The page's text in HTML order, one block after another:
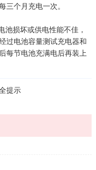
三个月充电一次。
池损坏或供电性能不佳，
过电池容量测试充电器和
每节电池充满电后再装上
提示